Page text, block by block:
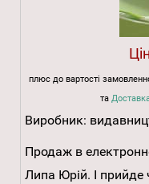
плюс до вартості
та
Виробник:
Продаж в
Липа Юрій. І прийде